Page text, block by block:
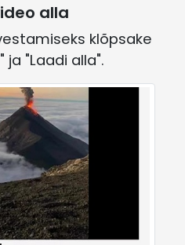
alla
klõpsake
ja "Laadi alla".